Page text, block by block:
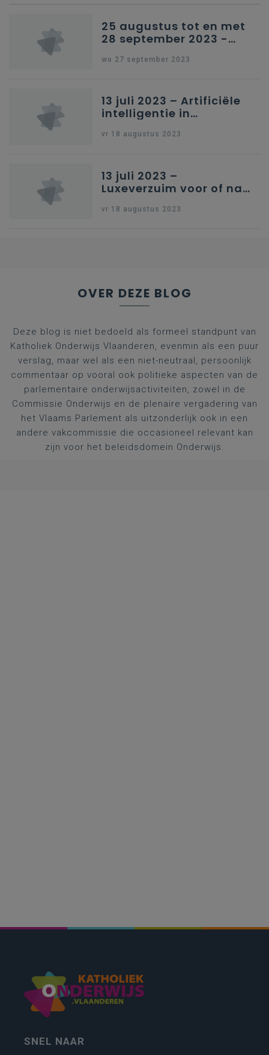
25 augustus tot en met
28 september 2023 -
wo 27 september 2023
13 juli 2023 – Artificiële
intelligentie in
vr 18 augustus 2023
13 juli 2023 –
Luxeverzuim voor of na
vr 18 augustus 2023
OVER DEZE BLOG
Deze blog is niet bedoeld als formeel standpunt van
Katholiek Onderwijs Vlaanderen, evenmin als een puur
verslag, maar wel als een niet-neutraal, persoonlijk
commentaar op vooral ook politieke aspecten van de
parlementaire onderwijsactiviteiten, zowel in de
Commissie Onderwijs en de plenaire vergadering van
het Vlaams Parlement als uitzonderlijk ook in een
andere vakcommissie die occasioneel relevant kan
zijn voor het beleidsdomein Onderwijs.
SNEL NAAR